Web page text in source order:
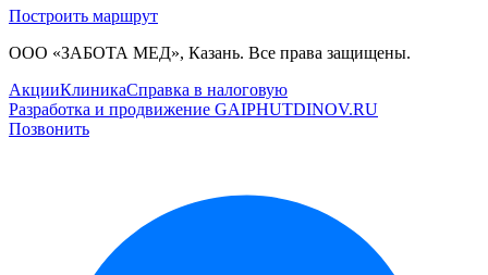
Построить маршрут
ООО «ЗАБОТА МЕД», Казань. Все права защищены.
АкцииКлиникаСправка в налоговую
Разработка и продвижение GAIPHUTDINOV.RU
Позвонить